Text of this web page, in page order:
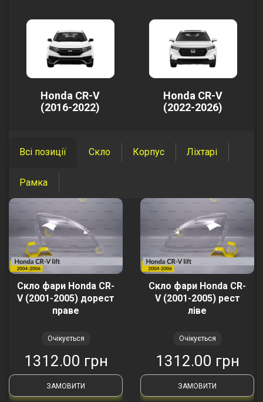
Honda CR-V
(2016-2022)
Honda CR-V
(2022-2026)
Всі позиції Скло Корпус Ліхтарі
Рамка
Скло фари Honda CR-
V (2001-2005) дорест
праве
Очікується
1312.00 грн
ЗАМОВИТИ
Скло фари Honda CR-
V (2001-2005) рест
ліве
Очікується
1312.00 грн
ЗАМОВИТИ